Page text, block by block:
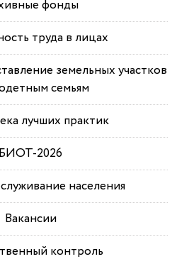
фонды
труда в лицах
земельных участков
семьям
лучших практик
БИОТ-2026
населения
Вакансии
контроль